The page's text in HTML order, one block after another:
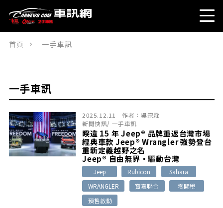
首頁 一手車訊
一手車訊
2025.12.11 作者： 吳宗霖
新聞快訊/ 一手車訊
睽違 15 年 Jeep® 品牌重返台灣市場
經典車款 Jeep® Wrangler 強勢登台
重新定義越野之名
Jeep® 自由無界・驅動台灣
Jeep Rubicon
Sahara
WRANGLER
寶嘉聯合
零關稅
預售啟動